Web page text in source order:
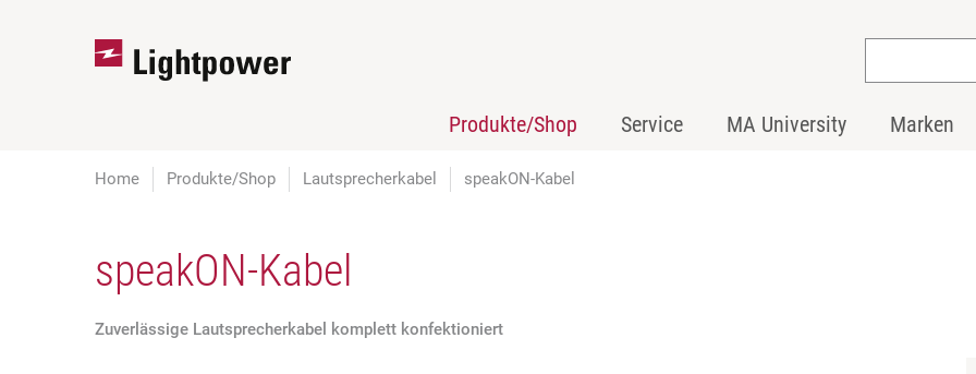
Produkte/Shop Service MA University Marken
Home Produkte/Shop Lautsprecherkabel speakON-Kabel
speakON-Kabel
Zuverlässige Lautsprecherkabel komplett konfektioniert